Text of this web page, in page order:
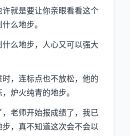
许就是要让你亲眼看看这个
么地步。
么地步，人心又可以强大
，连标点也不放松，他的
炉火纯青的地步。
老师开始报成绩了，我已
，真不知道这次会不会以